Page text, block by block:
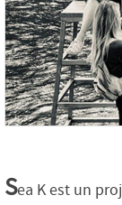
Sea K est un